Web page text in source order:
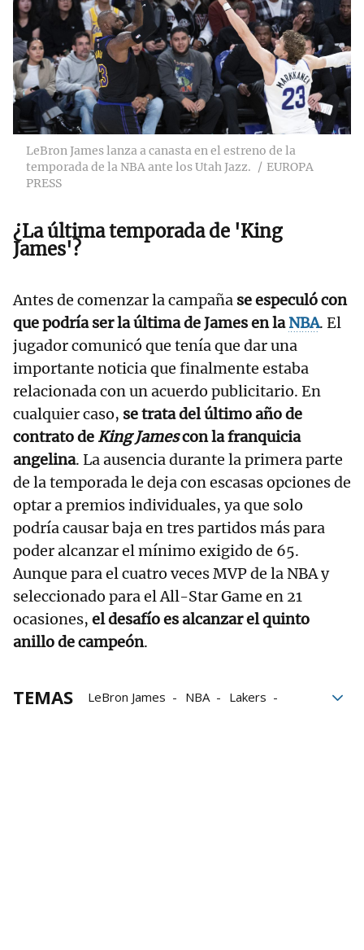
LeBron James lanza a canasta en el estreno de la
temporada de la NBA ante los Utah Jazz.
EUROPA
PRESS
¿La última temporada de 'King
James'?
Antes de comenzar la campaña se especuló con
que podría ser la última de James en laNBA. El
jugador comunicó que tenía que dar una
importante noticia que finalmente estaba
relacionada con un acuerdo publicitario. En
cualquier caso, se trata del último año de
contrato deKing Jamescon la franquicia
angelina. La ausencia durante la primera parte
de la temporada le deja con escasas opciones de
optar a premios individuales, ya que solo
podría causar baja en tres partidos más para
poder alcanzar el mínimo exigido de 65.
Aunque para el cuatro veces MVP de la NBA y
seleccionado para el All-Star Game en 21
ocasiones, el desafío es alcanzar el quinto
anillo de campeón.
TEMAS LeBron James NBA
Lakers